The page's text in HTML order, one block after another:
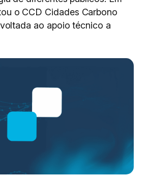
o CCD Cidades Carbono
ao apoio técnico a